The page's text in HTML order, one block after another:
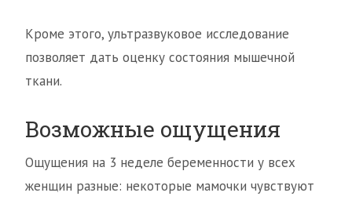
Кроме этого, ультразвуковое исследование
позволяет дать оценку состояния мышечной
ткани.
Возможные ощущения
Ощущения на 3 неделе беременности у всех
женщин разные: некоторые мамочки чувствуют